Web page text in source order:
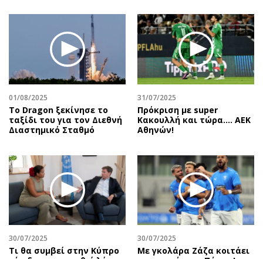
01/08/2025
Το Dragon ξεκίνησε το
ταξίδι του για τον Διεθνή
Διαστημικό Σταθμό
31/07/2025
Πρόκριση με super
Κακουλλή και τώρα.... ΑΕΚ
Αθηνών!
30/07/2025
Τι θα συμβεί στην Κύπρο
30/07/2025
Με γκολάρα Ζάζα κοιτάει